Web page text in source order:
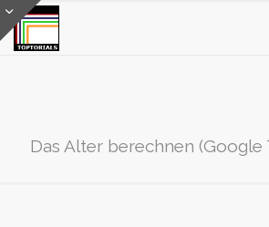
Das Alter berechnen (Google